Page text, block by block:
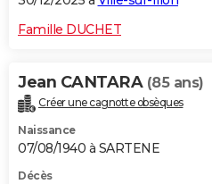
Famille DUCHET
Jean CANTARA (85 ans)
Créer une cagnotte obsèques
Naissance
07/08/1940 à SARTENE
Décès